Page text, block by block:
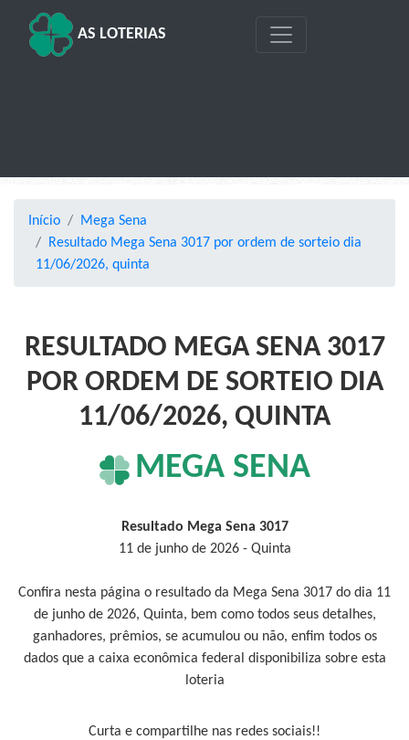
AS LOTERIAS
Início
Mega Sena
Resultado Mega Sena 3017 por ordem de sorteio dia
11/06/2026, quinta
RESULTADO MEGA SENA 3017
POR ORDEM DE SORTEIO DIA
11/06/2026, QUINTA
MEGA SENA
Resultado Mega Sena 3017
11 de junho de 2026 - Quinta
Confira nesta página o resultado da Mega Sena 3017 do dia 11
de junho de 2026, Quinta, bem como todos seus detalhes,
ganhadores, prêmios, se acumulou ou não, enfim todos os
dados que a caixa econômica federal disponibiliza sobre esta
loteria
Curta e compartilhe nas redes sociais!!